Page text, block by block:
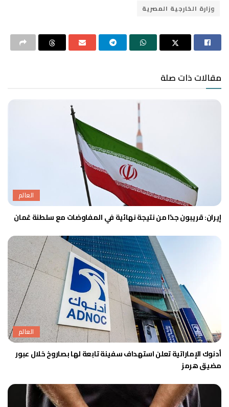
وزارة الخارجية المصرية
مقالات ذات صلة
العالم
إيران: قريبون جدًا من نتيجة نهائية في المفاوضات مع سلطنة عُمان
العالم
أدنوك الإماراتية تعلن استهداف سفينة تابعة لها بصاروخ خلال عبور
مضيق هرمز